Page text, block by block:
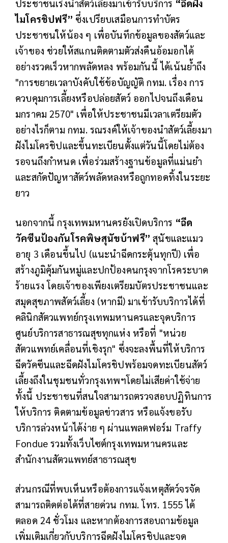
ประชาชนเร่งนำสัตว์เลี้ยงมาเข้ารับบริการ “ฉีดฝัง
ไมโครชิปฟรี” ซึ่งเปรียบเสมือนการทำบัตร
ประชาชนให้น้อง ๆ เพื่อบันทึกข้อมูลของสัตว์และ
เจ้าของ ช่วยให้สแกนติดตามตัวส่งคืนอ้อมอกได้
อย่างรวดเร็วหากพลัดหลง พร้อมกันนี้ ได้เน้นย้ำถึง
"การขยายเวลาบังคับใช้ข้อบัญญัติ กทม. เรื่อง การ
ควบคุมการเลี้ยงหรือปล่อยสัตว์ ออกไปจนถึงเดือน
มกราคม 2570" เพื่อให้ประชาชนมีเวลาเตรียมตัว
อย่างไรก็ตาม กทม. รณรงค์ให้เจ้าของนำสัตว์เลี้ยงมา
ฝังไมโครชิปและขึ้นทะเบียนตั้งแต่วันนี้โดยไม่ต้อง
รอจนถึงกำหนด เพื่อร่วมสร้างฐานข้อมูลที่แม่นยำ
และสกัดปัญหาสัตว์พลัดหลงหรือถูกทอดทิ้งในระยะ
ยาว
นอกจากนี้ กรุงเทพมหานครยังเปิดบริการ “ฉีด
วัคซีนป้องกันโรคพิษสุนัขบ้าฟรี” สุนัขและแมว
อายุ 3 เดือนขึ้นไป (แนะนำฉีดกระตุ้นทุกปี) เพื่อ
สร้างภูมิคุ้มกันหมู่และปกป้องคนกรุงจากโรคระบาด
ร้ายแรง โดยเจ้าของเพียงเตรียมบัตรประชาชนและ
สมุดสุขภาพสัตว์เลี้ยง (หากมี) มาเข้ารับบริการได้ที่
คลินิกสัตวแพทย์กรุงเทพมหานครและจุดบริการ
ศูนย์บริการสาธารณสุขทุกแห่ง หรือที่ "หน่วย
สัตวแพทย์เคลื่อนที่เชิงรุก" ซึ่งจะลงพื้นที่ให้บริการ
ฉีดวัคซีนและฉีดฝังไมโครชิปพร้อมจดทะเบียนสัตว์
เลี้ยงถึงในชุมชนทั่วกรุงเทพฯโดยไม่เสียค่าใช้จ่าย
ทั้งนี้ ประชาชนที่สนใจสามารถตรวจสอบปฏิทินการ
ให้บริการ ติดตามข้อมูลข่าวสาร หรือแจ้งขอรับ
บริการล่วงหน้าได้ง่าย ๆ ผ่านแพลตฟอร์ม Traffy
Fondue รวมทั้งเว็บไซต์กรุงเทพมหานครและ
สำนักงานสัตวแพทย์สาธารณสุข
ส่วนกรณีที่พบเห็นหรือต้องการแจ้งเหตุสัตว์จรจัด
สามารถติดต่อได้ที่สายด่วน กทม. โทร. 1555 ได้
ตลอด 24 ชั่วโมง และหากต้องการสอบถามข้อมูล
เพิ่มเติมเกี่ยวกับบริการฉีดฝังไมโครชิปและจด